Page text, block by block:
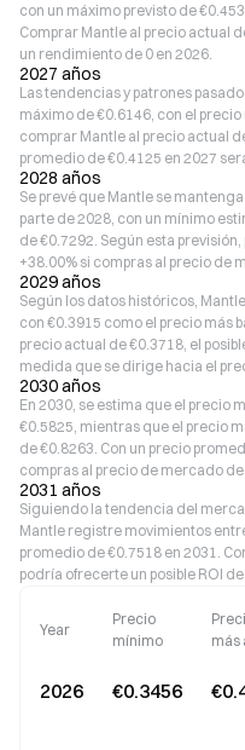
con un máximo previsto de
Comprar Mantle al precio actual
un rendimiento de 0 en 2026.
2027 años
Las tendencias y patrones
máximo de €0.6146, con el precio
comprar Mantle al precio actual
promedio de €0.4125 en 2027
2028 años
Se prevé que Mantle se
parte de 2028, con un mínimo
de €0.7292. Según esta
+38.00% si compras al precio de
2029 años
Según los datos históricos,
con €0.3915 como el precio más
precio actual de €0.3718, el
medida que se dirige hacia el
2030 años
En 2030, se estima que el precio
€0.5825, mientras que el precio
de €0.8263. Con un precio
compras al precio de mercado de
2031 años
Siguiendo la tendencia del
Mantle registre movimientos
promedio de €0.7518 en 2031.
podría ofrecerte un posible ROI
Year
Precio
mínimo
más
2026 €0.3456